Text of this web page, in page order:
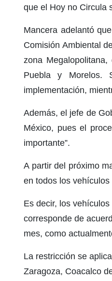
que el Hoy no Circula
Mancera adelantó
Comisión Ambiental
zona
Puebla y Morelos.
implementación,
Además, el jefe de
México, pues el
importante”.
A partir del próximo
en todos los
Es decir, los vehículos
corresponde de
mes, como
La restricción se
Zaragoza, Coacalco